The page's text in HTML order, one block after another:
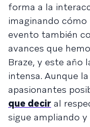
forma a la
imaginando cómo
evento también
avances que
Braze, y este año
intensa. Aunque
apasionantes
que decir al
sigue ampliando